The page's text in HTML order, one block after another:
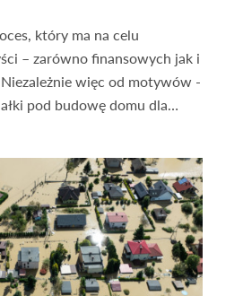
który ma na celu
– zarówno finansowych jak i
więc od motywów -
pod budowę domu dla
czy może lokalizacji na
mogą pomóc znaleźć